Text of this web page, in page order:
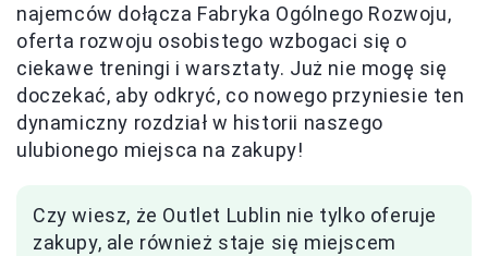
najemców dołącza Fabryka Ogólnego Rozwoju,
oferta rozwoju osobistego wzbogaci się o
ciekawe treningi i warsztaty. Już nie mogę się
doczekać, aby odkryć, co nowego przyniesie ten
dynamiczny rozdział w historii naszego
ulubionego miejsca na zakupy!
Czy wiesz, że Outlet Lublin nie tylko oferuje
zakupy, ale również staje się miejscem